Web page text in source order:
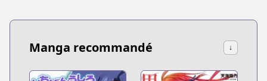
Manga recommandé ↓